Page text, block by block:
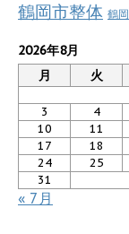
鶴岡市整体 鶴
2026年8月
月
火
3
4
10
11
17
18
24
25
31
« 7月